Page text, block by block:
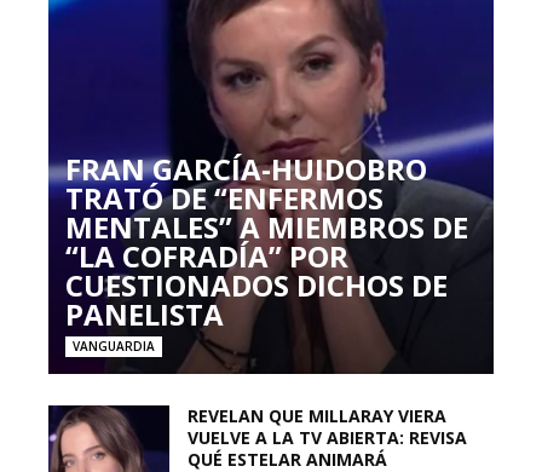
FRAN GARCÍA-HUIDOBRO
TRATÓ DE “ENFERMOS
MENTALES” A MIEMBROS DE
“LA COFRADÍA” POR
CUESTIONADOS DICHOS DE
PANELISTA
VANGUARDIA
REVELAN QUE MILLARAY VIERA
VUELVE A LA TV ABIERTA: REVISA
QUÉ ESTELAR ANIMARÁ